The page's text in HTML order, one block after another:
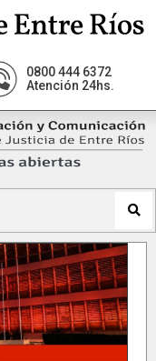
0800 444 6372
Atención 24hs.